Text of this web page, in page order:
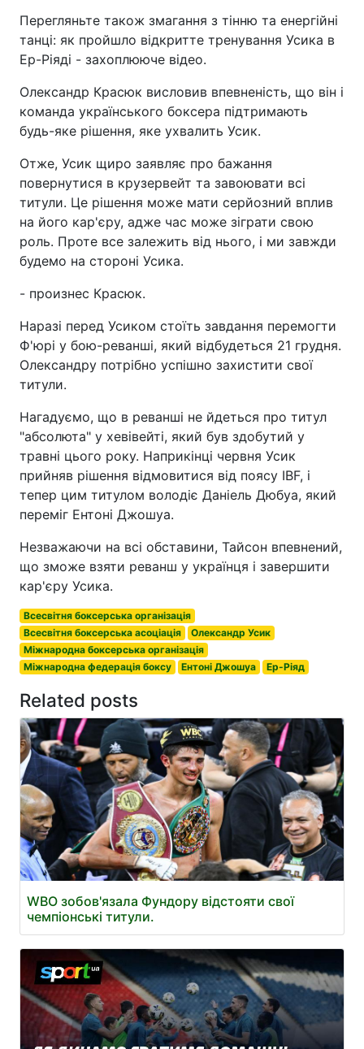
Перегляньте також змагання з тінню та енергійні
танці: як пройшло відкритте тренування Усика в
Ер-Ріяді - захоплююче відео.
Олександр Красюк висловив впевненість, що він і
команда українського боксера підтримають
будь-яке рішення, яке ухвалить Усик.
Отже, Усик щиро заявляє про бажання
повернутися в крузервейт та завоювати всі
титули. Це рішення може мати серйозний вплив
на його кар'єру, адже час може зіграти свою
роль. Проте все залежить від нього, і ми завжди
будемо на стороні Усика.
- произнес Красюк.
Наразі перед Усиком стоїть завдання перемогти
Ф'юрі у бою-реванші, який відбудеться 21 грудня.
Олександру потрібно успішно захистити свої
титули.
Нагадуємо, що в реванші не йдеться про титул
"абсолюта" у хевівейті, який був здобутий у
травні цього року. Наприкінці червня Усик
прийняв рішення відмовитися від поясу IBF, і
тепер цим титулом володіє Даніель Дюбуа, який
переміг Ентоні Джошуа.
Незважаючи на всі обставини, Тайсон впевнений,
що зможе взяти реванш у українця і завершити
кар'єру Усика.
Всесвітня боксерська організація
Всесвітня боксерська асоціація
Олександр Усик
Міжнародна боксерська організація
Міжнародна федерація боксу
Ентоні Джошуа Ер-Ріяд
Related posts
WBO зобов'язала Фундору відстояти свої
чемпіонські титули.